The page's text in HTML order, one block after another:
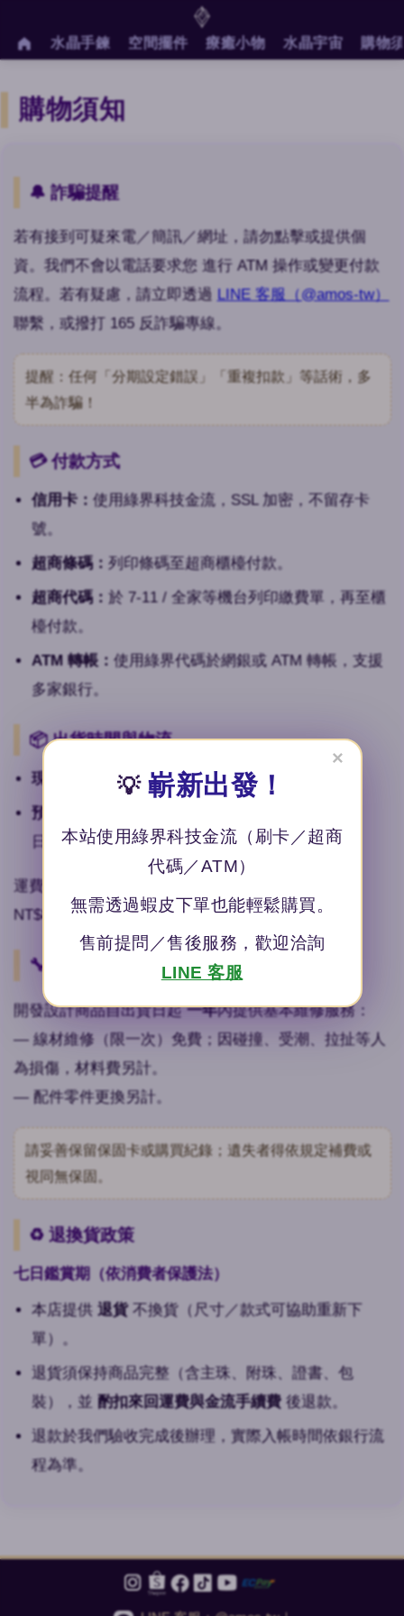
水晶手鍊 空間擺件 療癒小物 水晶宇宙 購物
×
💡 嶄新出發！
本站使用綠界科技金流（刷卡／超商
代碼／ATM）
無需透過蝦皮下單也能輕鬆購買。
售前提問／售後服務，歡迎洽詢
LINE 客服
購物須知
🔔 詐騙提醒
若有接到可疑來電／簡訊／網址，請勿點擊或提供個
資。我們不會以電話要求您 進行 ATM 操作或變更付款
流程。若有疑慮，請立即透過 LINE 客服（@amos-tw）
聯繫，或撥打 165 反詐騙專線。
提醒：任何「分期設定錯誤」「重複扣款」等話術，多
半為詐騙！
💳 付款方式
信用卡： 使用綠界科技金流，SSL 加密，不留存卡
號。
超商條碼： 列印條碼至超商櫃檯付款。
超商代碼： 於 7‑11 / 全家等機台列印繳費單，再至櫃
檯付款。
ATM 轉帳： 使用綠界代碼於網銀或 ATM 轉帳，支援
多家銀行。
📦 出貨時間與物流
現貨：
1–5 個工作天出貨（不含例假日）。
預購／訂製：
日）。
運費：滿 NT$2,000 免運；宅配 NT$150；超商店取
NT$80（7‑11／全家／萊爾富）。
🔧 售後保固
開發設計商品自出貨日起一年內提供基本維修服務：
— 線材維修（限一次）免費；因碰撞、受潮、拉扯等人
為損傷，材料費另計。
— 配件零件更換另計。
請妥善保留保固卡或購買紀錄；遺失者得依規定補費或
視同無保固。
♻️ 退換貨政策
七日鑑賞期（依消費者保護法）
本店提供 退貨不換貨（尺寸／款式可協助重新下
單）。
退貨須保持商品完整（含主珠、附珠、證書、包
裝），並 酌扣來回運費與金流手續費後退款。
退款於我們驗收完成後辦理，實際入帳時間依銀行流
程為準。